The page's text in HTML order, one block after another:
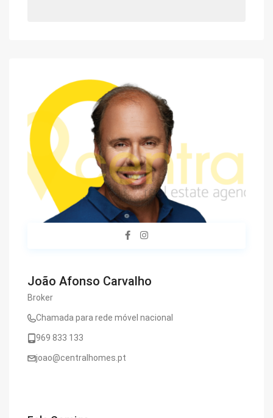
João Afonso Carvalho
Broker
Chamada para rede móvel nacional
969 833 133
joao@centralhomes.pt